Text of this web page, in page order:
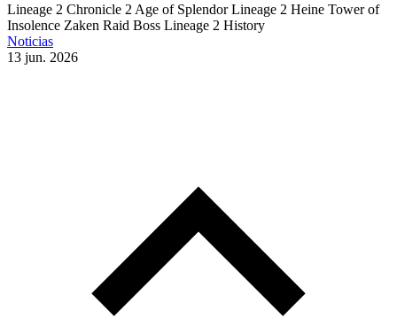
Lineage 2 Chronicle 2 Age of SplendorLineage 2 Heine Tower of
Insolence Zaken Raid Boss Lineage 2 History
Noticias
13 jun. 2026